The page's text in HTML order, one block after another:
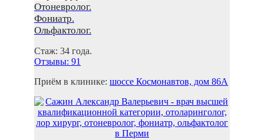
Отоневролог.
Фониатр.
Ольфактолог.
Стаж: 34 года.
Отзывы: 91
Приём в клинике: шоссе Космонaвтов, дом 86A